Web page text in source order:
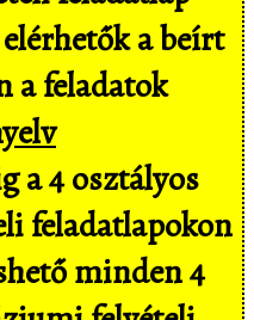
a beírt
a feladatok
a 4 osztályos
feladatlapokon
minden 4